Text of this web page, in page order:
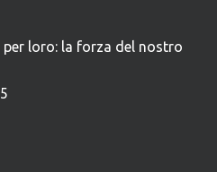
per loro: la forza del nostro